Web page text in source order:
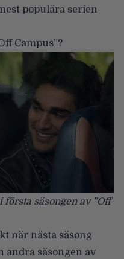
populära serien
Campus”?
säsongen av ”Off
när nästa säsong
andra säsongen av